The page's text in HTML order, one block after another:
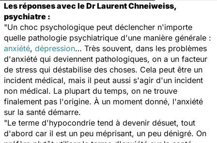
Les réponses avec le Dr Laurent Chneiweiss,
psychiatre :
"Un choc psychologique peut déclencher n'importe
quelle pathologie psychiatrique d'une manière générale :
anxiété, dépression… Très souvent, dans les problèmes
d'anxiété qui deviennent pathologiques, on a un facteur
de stress qui déstabilise des choses. Cela peut être un
incident médical, mais il peut aussi s'agir d'un incident
non médical. La plupart du temps, on ne trouve
finalement pas l'origine. À un moment donné, l'anxiété
sur la santé démarre.
"Le terme d'hypocondrie tend à devenir désuet, tout
d'abord car il est un peu méprisant, un peu dénigré. On